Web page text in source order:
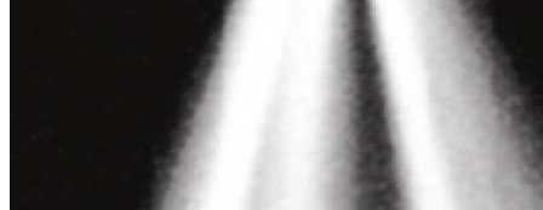
Reinigt und entfernt Treibstoffrückstände aus dem gesamten
Entfernt Rußablagerungen von den Ventilen.
Reinigt die Einspritzung und verhindert Ablagerungen an der
Reinigt und hält Common-Rail- und Pumpe-Düse-Motoren
Mit Korrosionsschutz, schützt das gesamte Kraftstoffsystem